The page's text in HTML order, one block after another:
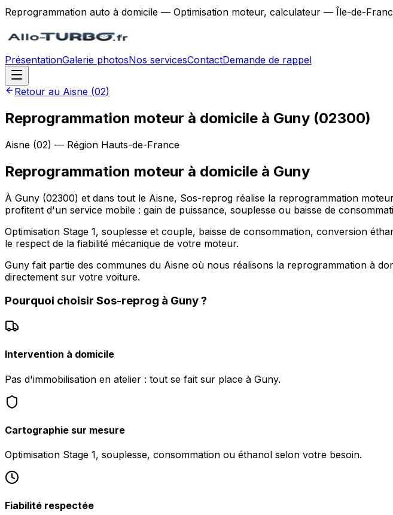
Reprogrammation auto à domicile — Optimisation moteur, calculateur — Île-de-
PrésentationGalerie photosNos servicesContactDemande de rappel
Retour au Aisne (02)
Reprogrammation moteur à domicile à Guny (02300)
Aisne (02) — Région Hauts-de-France
Reprogrammation moteur à domicile à Guny
À Guny (02300) et dans tout le Aisne, Sos-reprog réalise la reprogrammation
profitent d'un service mobile : gain de puissance, souplesse ou baisse de
Optimisation Stage 1, souplesse et couple, baisse de consommation, conversion
le respect de la fiabilité mécanique de votre moteur.
Guny fait partie des communes du Aisne où nous réalisons la reprogrammation à
directement sur votre voiture.
Pourquoi choisir Sos-reprog à Guny?
Intervention à domicile
Pas d'immobilisation en atelier : tout se fait sur place à Guny.
Cartographie sur mesure
Optimisation Stage 1, souplesse, consommation ou éthanol selon votre besoin.
Fiabilité respectée